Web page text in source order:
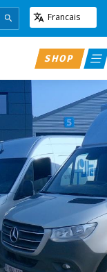
Francais
SHOP